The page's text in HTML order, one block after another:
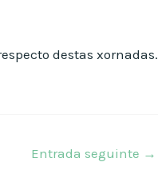
destas xornadas.
Entrada seguinte →